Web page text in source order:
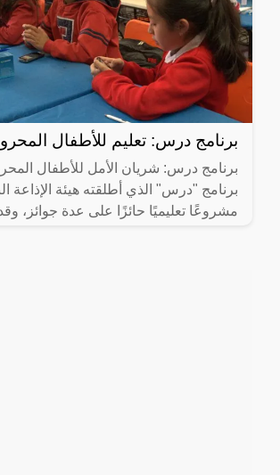
برنامج درس: تعليم للأطفال
برنامج درس: شريان الأمل للأطفال
مشروعًا تعليميًا حائزًا على عدة جوائز،